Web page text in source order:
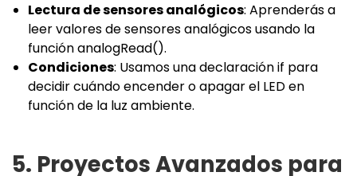
Lectura de sensores analógicos: Aprenderás a
leer valores de sensores analógicos usando la
función analogRead().
Condiciones: Usamos una declaración if para
decidir cuándo encender o apagar el LED en
función de la luz ambiente.
5. Proyectos Avanzados para